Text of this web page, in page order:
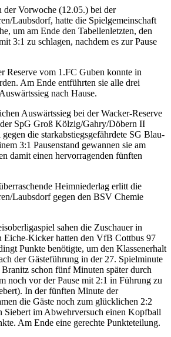
Vorwoche (12.05.) bei der
Laubsdorf, hatte die Spielgemeinschaft
um am Ende den Tabellenletzten, den
3:1 zu schlagen, nachdem es zur Pause
Reserve vom 1.FC Guben konnte in
Am Ende entführten sie alle drei
nach Hause.
Auswärtssieg bei der Wacker-Reserve
SpG Groß Kölzig/Gahry/Döbern II
die starkabstiegsgefährdete SG Blau-
3:1 Pausenstand gewannen sie am
damit einen hervorragenden fünften
Heimniederlag erlitt die
Laubsdorf gegen den BSV Chemie
sahen die Zuschauer in
Eiche-Kicker hatten den VfB Cottbus 97
Punkte benötigte, um den Klassenerhalt
der Gästeführung in der 27. Spielminute
schon fünf Minuten später durch
noch vor der Pause mit 2:1 in Führung zu
In der fünften Minute der
die Gäste noch zum glücklichen 2:2
Siebert im Abwehrversuch einen Kopfball
Am Ende eine gerechte Punkteteilung.